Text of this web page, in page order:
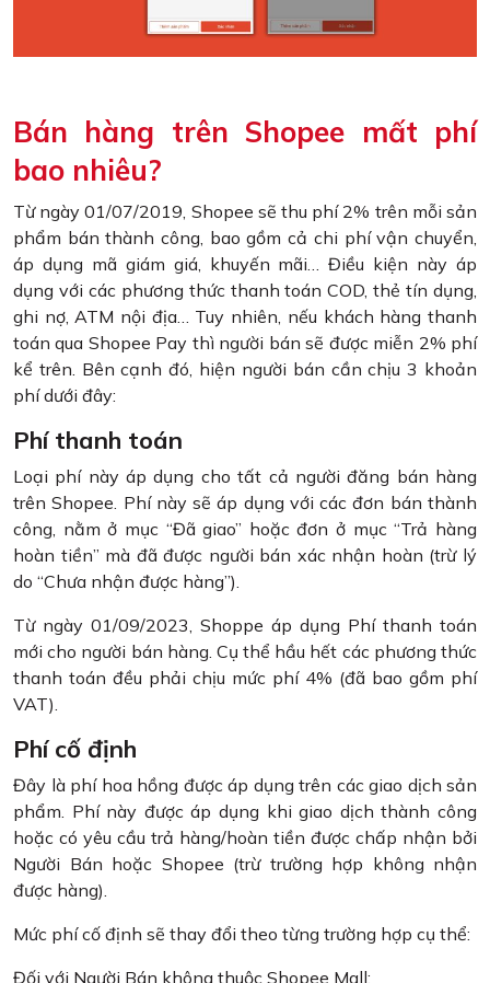
Bán hàng trên Shopee mất phí
bao nhiêu?
Từ ngày 01/07/2019, Shopee sẽ thu phí 2% trên mỗi sản
phẩm bán thành công, bao gồm cả chi phí vận chuyển,
áp dụng mã giám giá, khuyến mãi… Điều kiện này áp
dụng với các phương thức thanh toán COD, thẻ tín dụng,
ghi nợ, ATM nội địa… Tuy nhiên, nếu khách hàng thanh
toán qua Shopee Pay thì người bán sẽ được miễn 2% phí
kể trên. Bên cạnh đó, hiện người bán cần chịu 3 khoản
phí dưới đây:
Phí thanh toán
Loại phí này áp dụng cho tất cả người đăng bán hàng
trên Shopee. Phí này sẽ áp dụng với các đơn bán thành
công, nằm ở mục “Đã giao” hoặc đơn ở mục “Trả hàng
hoàn tiền” mà đã được người bán xác nhận hoàn (trừ lý
do “Chưa nhận được hàng”).
Từ ngày 01/09/2023, Shoppe áp dụng Phí thanh toán
mới cho người bán hàng. Cụ thể hầu hết các phương thức
thanh toán đều phải chịu mức phí 4% (đã bao gồm phí
VAT).
Phí cố định
Đây là phí hoa hồng được áp dụng trên các giao dịch sản
phẩm. Phí này được áp dụng khi giao dịch thành công
hoặc có yêu cầu trả hàng/hoàn tiền được chấp nhận bởi
Người Bán hoặc Shopee (trừ trường hợp không nhận
được hàng).
Mức phí cố định sẽ thay đổi theo từng trường hợp cụ thể:
Đối với Người Bán không thuộc Shopee Mall: